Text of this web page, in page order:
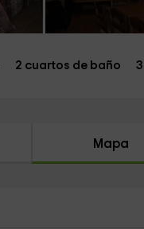
2 cuartos de baño
Mapa